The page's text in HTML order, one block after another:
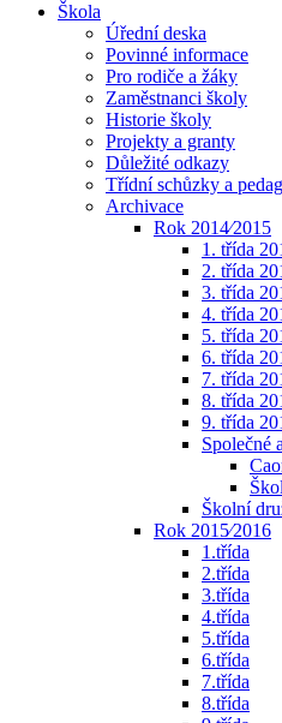
Škola
Úřední deska
Povinné informace
Pro rodiče a žáky
Zaměstnanci školy
Historie školy
Projekty a granty
Důležité odkazy
Třídní schůzky a
Archivace
Rok 2014⁄2015
1. třída
2. třída
3. třída
4. třída
5. třída
6. třída
7. třída
8. třída
9. třída
Společné
Školní
Rok 2015⁄2016
1.třída
2.třída
3.třída
4.třída
5.třída
6.třída
7.třída
8.třída